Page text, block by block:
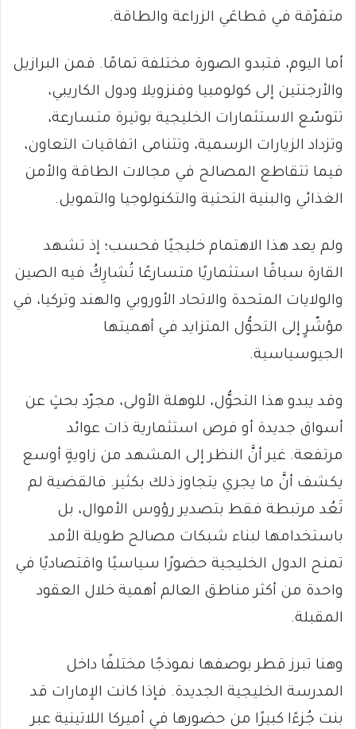
متفرّقة في قطاعَي الزراعة والطاقة.
أما اليوم، فتبدو الصورة مختلفة تمامًا. فمن البرازيل
والأرجنتين إلى كولومبيا وفنزويلا ودول الكاريبي،
تتوسّع الاستثمارات الخليجية بوتيرة متسارعة،
وتزداد الزيارات الرسمية، وتتنامى اتفاقيات التعاون،
فيما تتقاطع المصالح في مجالات الطاقة والأمن
الغذائي والبنية التحتية والتكنولوجيا والتمويل.
ولم يعد هذا الاهتمام خليجيًا فحسب؛ إذ تشهد
القارة سباقًا استثماريًا متسارعًا تُشارِكُ فيه الصين
والولايات المتحدة والاتحاد الأوروبي والهند وتركيا، في
مؤشّرٍ إلى التحوُّل المتزايد في أهميتها
الجيوسياسية.
وقد يبدو هذا التحوُّل، للوهلة الأولى، مجرّد بحثٍ عن
أسواق جديدة أو فرص استثمارية ذات عوائد
مرتفعة. غير أنَّ النظر إلى المشهد من زاويةٍ أوسع
يكشف أنَّ ما يجري يتجاوز ذلك بكثير. فالقضية لم
تَعُد مرتبطة فقط بتصدير رؤوس الأموال، بل
باستخدامها لبناء شبكات مصالح طويلة الأمد
تمنح الدول الخليجية حضورًا سياسيًا واقتصاديًا في
واحدة من أكثر مناطق العالم أهمية خلال العقود
المقبلة.
وهنا تبرز قطر بوصفها نموذجًا مختلفًا داخل
المدرسة الخليجية الجديدة. فإذا كانت الإمارات قد
بنت جُزءًا كبيرًا من حضورها في أميركا اللاتينية عبر